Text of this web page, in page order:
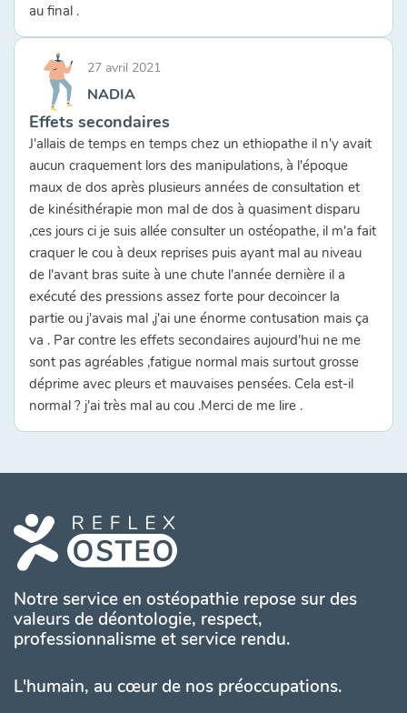
au final .
27 avril 2021
NADIA
Effets secondaires
J'allais de temps en temps chez un ethiopathe il n'y avait
aucun craquement lors des manipulations, à l'époque
maux de dos après plusieurs années de consultation et
de kinésithérapie mon mal de dos à quasiment disparu
,ces jours ci je suis allée consulter un ostéopathe, il m'a fait
craquer le cou à deux reprises puis ayant mal au niveau
de l'avant bras suite à une chute l'année dernière il a
exécuté des pressions assez forte pour decoincer la
partie ou j'avais mal ,j'ai une énorme contusation mais ça
va . Par contre les effets secondaires aujourd'hui ne me
sont pas agréables ,fatigue normal mais surtout grosse
déprime avec pleurs et mauvaises pensées. Cela est-il
normal ? j'ai très mal au cou .Merci de me lire .
Notre service en ostéopathie repose sur des
valeurs de déontologie, respect,
professionnalisme et service rendu.
L'humain, au cœur de nos préoccupations.